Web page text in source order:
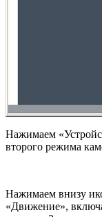
Нажимаем
второго режима
Нажимаем внизу
«Движение»,